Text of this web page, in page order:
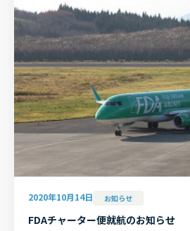
2020年10月14日 お知らせ
FDAチャーター便就航のお知らせ